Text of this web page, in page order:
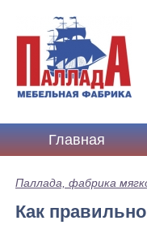
Главная
Паллада, фабрика
Как